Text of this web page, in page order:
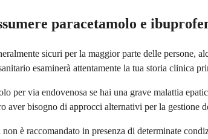
paracetamolo e
sicuri per la maggior parte delle
esaminerà attentamente la tua storia clinica
per via endovenosa se hai una grave malattia
aver bisogno di approcci alternativi per la gestione
è raccomandato in presenza di determinate